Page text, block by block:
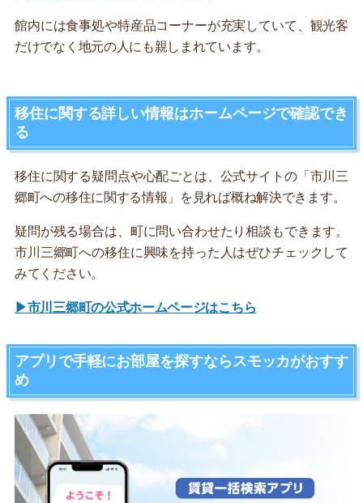
館内には食事処や特産品コーナーが充実していて、観光客
だけでなく地元の人にも親しまれています。
移住に関する詳しい情報はホームページで確認でき
る
移住に関する疑問点や心配ごとは、公式サイトの「市川三
郷町への移住に関する情報」を見れば概ね解決できます。
疑問が残る場合は、町に問い合わせたり相談もできます。
市川三郷町への移住に興味を持った人はぜひチェックして
みてください。
▶市川三郷町の公式ホームページはこちら
アプリで手軽にお部屋を探すならスモッカがおすす
め